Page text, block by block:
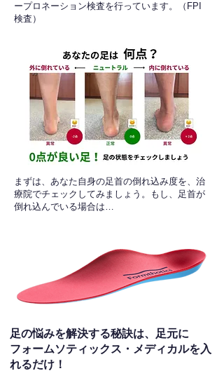
ープロネーション検査を行っています。（FPI
検査）​
​まずは、あなた自身の足首の倒れ込み度を、治
療院でチェックしてみましょう。もし、足首が
倒れ込んでいる場合は…
足の悩みを解決する秘訣は、足元に
フォームソティックス・メディカルを入
れるだけ！